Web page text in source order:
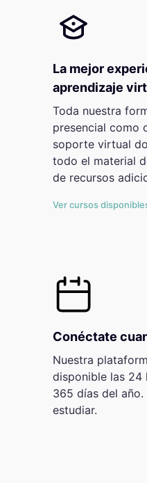
La mejor
aprendizaje
Toda nuestra
presencial como
soporte virtual
todo el material
de recursos
Ver cursos
Conéctate
Nuestra
disponible las 24
365 días del
estudiar.